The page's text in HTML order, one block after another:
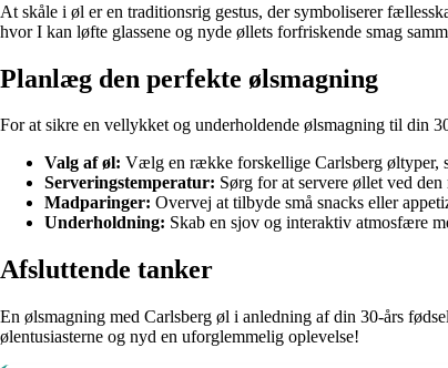
At skåle i øl er en traditionsrig gestus, der symboliserer
hvor I kan løfte glassene og nyde øllets forfriskende smag
Planlæg den perfekte ølsmagning
For at sikre en vellykket og underholdende ølsmagning til din
Valg af øl: Vælg en række forskellige Carlsberg øltyper,
Serveringstemperatur: Sørg for at servere øllet ved
Madparinger: Overvej at tilbyde små snacks eller
Underholdning: Skab en sjov og interaktiv atmosfære
Afsluttende tanker
En ølsmagning med Carlsberg øl i anledning af din 30-års
ølentusiasterne og nyd en uforglemmelig oplevelse!